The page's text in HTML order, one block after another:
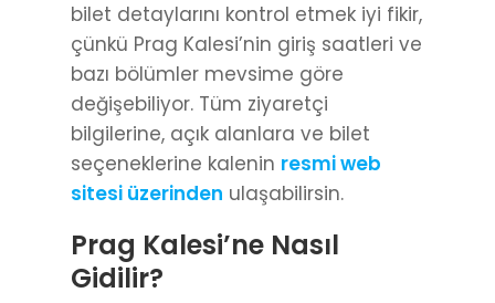
bilet detaylarını kontrol etmek iyi fikir,
çünkü Prag Kalesi’nin giriş saatleri ve
bazı bölümler mevsime göre
değişebiliyor. Tüm ziyaretçi
bilgilerine, açık alanlara ve bilet
seçeneklerine kalenin resmi web
sitesi üzerinden ulaşabilirsin.
Prag Kalesi’ne Nasıl
Gidilir?